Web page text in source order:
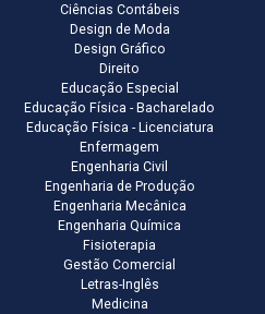
Ciências Contábeis
Design de Moda
Design Gráfico
Direito
Educação Especial
Educação Física - Bacharelado
Educação Física - Licenciatura
Enfermagem
Engenharia Civil
Engenharia de Produção
Engenharia Mecânica
Engenharia Química
Fisioterapia
Gestão Comercial
Letras-Inglês
Medicina